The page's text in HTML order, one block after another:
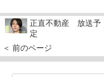
正直不動産 放送予
定
＜ 前のページ